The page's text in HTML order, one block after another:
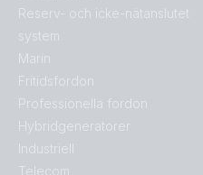
Reserv- och icke-nätanslutet
system
Marin
Fritidsfordon
Professionella fordon
Hybridgeneratorer
Industriell
Telecom